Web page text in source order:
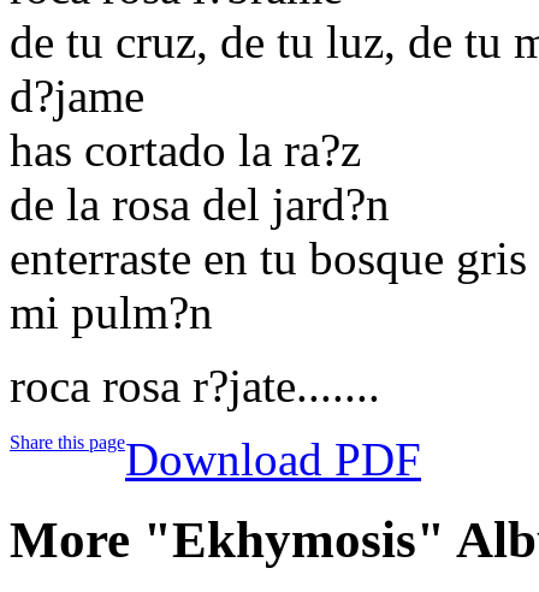
de tu cruz, de tu luz, de tu
d?jame
has cortado la ra?z
de la rosa del jard?n
enterraste en tu bosque gris
mi pulm?n
roca rosa r?jate.......
Share this pageDownload PDF
More "Ekhymosis"